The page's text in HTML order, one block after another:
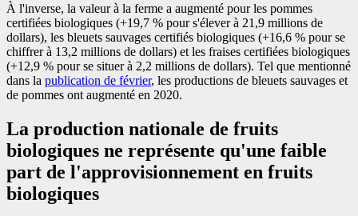
À l'inverse, la valeur à la ferme a augmenté pour les pommes
certifiées biologiques (+19,7 % pour s'élever à 21,9 millions de
dollars), les bleuets sauvages certifiés biologiques (+16,6 % pour se
chiffrer à 13,2 millions de dollars) et les fraises certifiées biologiques
(+12,9 % pour se situer à 2,2 millions de dollars). Tel que mentionné
dans la publication de février, les productions de bleuets sauvages et
de pommes ont augmenté en 2020.
La production nationale de fruits
biologiques ne représente qu'une faible
part de l'approvisionnement en fruits
biologiques